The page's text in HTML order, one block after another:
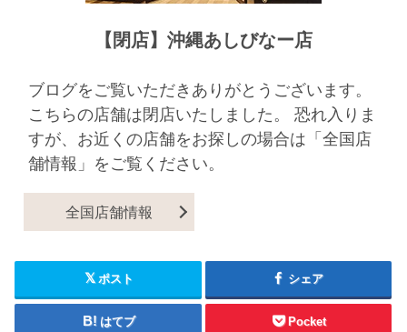
【閉店】沖縄あしびなー店
ブログをご覧いただきありがとうございます。
こちらの店舗は閉店いたしました。 恐れ入りま
すが、お近くの店舗をお探しの場合は「全国店
舗情報」をご覧ください。
全国店舗情報
ポスト シェア
はてブ Pocket